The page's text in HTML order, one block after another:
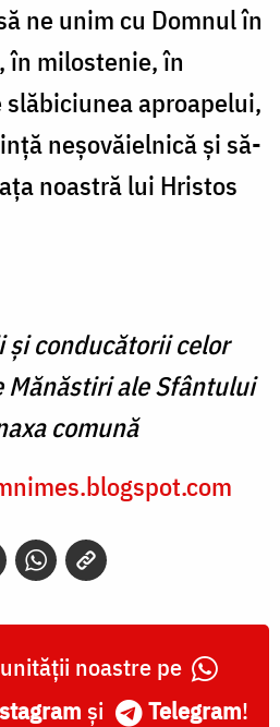
ne unim cu Domnul în
în milostenie, în
aproapelui,
neşovăielnică și să-
noastră lui Hristos
și conducătorii celor
Mănăstiri ale Sfântului
comună
noastre pe
și Telegram!